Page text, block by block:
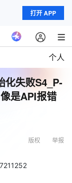
打开 APP
个人
化失败S4_P-
是API报错
举报
版权